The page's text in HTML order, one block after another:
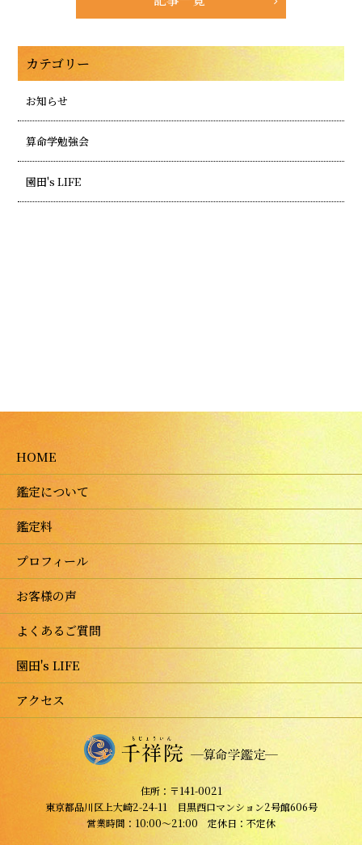
カテゴリー
お知らせ
算命学勉強会
園田's LIFE
HOME
鑑定について
鑑定料
プロフィール
お客様の声
よくあるご質問
園田's LIFE
アクセス
住所：〒141-0021
東京都品川区上大崎2-24-11 目黒西口マンション2号館606号
営業時間：10:00～21:00 定休日：不定休